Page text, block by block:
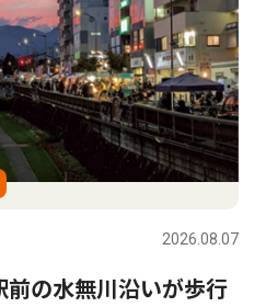
2026.08.07
前の水無川沿いが歩行